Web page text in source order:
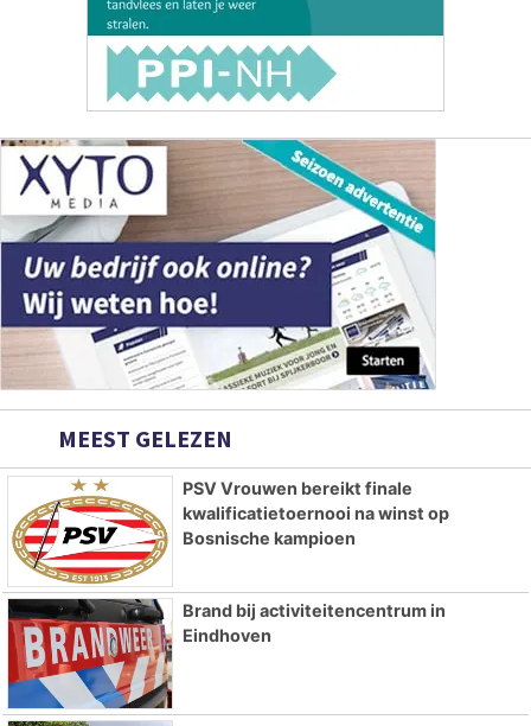
MEEST GELEZEN
PSV Vrouwen bereikt finale
kwalificatietoernooi na winst op
Bosnische kampioen
Brand bij activiteitencentrum in
Eindhoven